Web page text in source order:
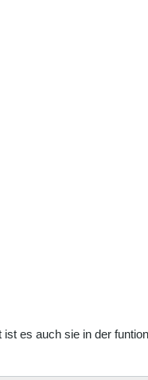
ist es auch sie in der